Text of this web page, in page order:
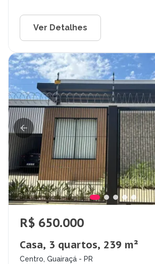
Ver Detalhes
R$ 650.000
Casa, 3 quartos, 239 m²
Centro, Guairaçá - PR